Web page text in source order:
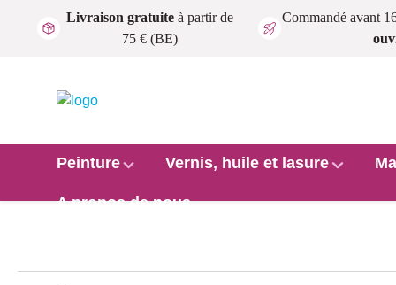
Passer au contenu principal
Livraison gratuite à partir de
75 € (BE)
Commandé avant
Peinture Vernis, huile et lasure
A propos de nous